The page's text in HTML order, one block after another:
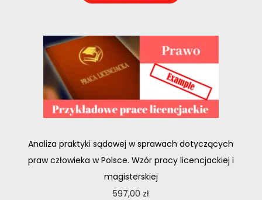
Analiza praktyki sądowej w sprawach dotyczących
praw człowieka w Polsce. Wzór pracy licencjackiej i
magisterskiej
597,00 zł